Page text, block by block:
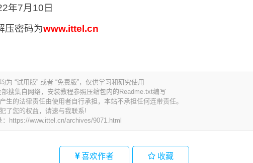
年7月10日
压密码为www.ittel.cn
为 “试用版” 或者 “免费版”，仅供学习和研究使用
搜集自网络，安装教程参照压缩包内的Readme.txt编写
生的法律责任由使用者自行承担，本站不承担任何连带责任。
了您的权益，请速与我联系!
https://www.ittel.cn/archives/9071.html
喜欢作者 收藏